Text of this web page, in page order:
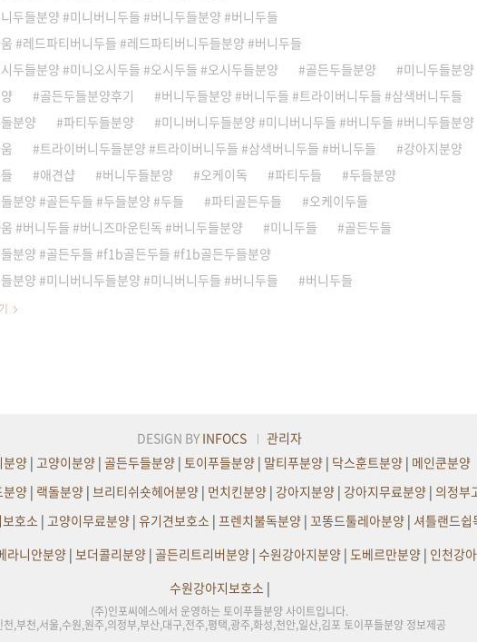
두들분양 #미니버니두들 #버니두들분양 #버니두들
#레드파티버니두들 #레드파티버니두들분양 #버니두들
두들분양 #미니오시두들 #오시두들 #오시두들분양
골든두들분양
미니두들분양
골든두들분양후기
버니두들분양 #버니두들 #트라이버니두들 #삼색버니두들
분양
파티두들분양
미니버니두들분양 #미니버니두들 #버니두들 #버니두들분양
트라이버니두들분양 #트라이버니두들 #삼색버니두들 #버니두들
강아지분양
애견샵 버니두들분양 오케이독 파티두들
두들분양
분양 #골든두들 #두들분양 #두들
파티골든두들
오케이두들
#버니두들 #버니즈마운틴독 #버니두들분양
미니두들
골든두들
분양 #골든두들 #f1b골든두들 #f1b골든두들분양
분양 #미니버니두들분양 #미니버니두들 #버니두들
버니두들
DESIGN BY INFOCS
관리자
분양 | 고양이분양 | 골든두들분양 | 토이푸들분양 | 말티푸분양 | 닥스훈트분양 | 메인쿤분양
분양 | 랙돌분양 | 브리티쉬숏헤어분양 | 먼치킨분양 | 강아지분양 | 강아지무료분양 | 의정부
호소| 고양이무료분양| 유기견보호소| 프렌치불독분양| 꼬똥드툴레아분양| 셔틀랜드쉽
라니안분양| 보더콜리분양| 골든리트리버분양| 수원강아지분양| 도베르만분양| 인천강
수원강아지보호소|
(주)인포씨에스에서 운영하는 토이푸들분양 사이트입니다.
천,부천,서울,수원,원주,의정부,부산,대구,전주,평택,광주,화성,천안,일산,김포 토이푸들분양 정보제공